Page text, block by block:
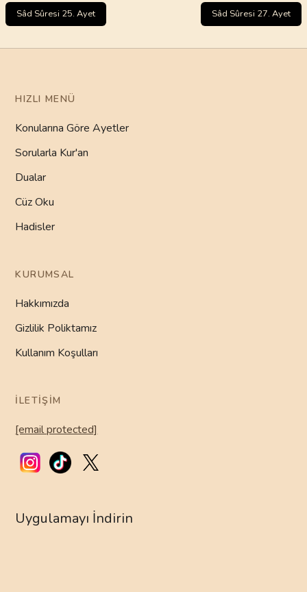
Sâd Sûresi 25. Ayet Sâd Sûresi 27. Ayet
HIZLI MENÜ
Konularına Göre Ayetler
Sorularla Kur'an
Dualar
Cüz Oku
Hadisler
KURUMSAL
Hakkımızda
Gizlilik Poliktamız
Kullanım Koşulları
İLETIŞIM
[email protected]
Uygulamayı İndirin